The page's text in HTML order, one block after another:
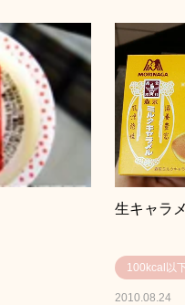
生キャラ
100kcal以
2010.08.24